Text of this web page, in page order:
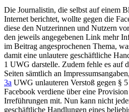
Die Journalistin, die selbst auf einem
Internet berichtet, wollte gegen die
diese den Nutzerinnen und Nutzern
den jeweils angegebenen Link mehr
im Beitrag angesprochenen Thema,
damit eine unlautere geschäftliche
1 UWG darstelle. Zudem fehle es auf
Seiten sämtlich an
3a UWG unlauteren Verstoß gegen §
Facebook verdiene über eine
Irreführungen mit. Nun kann nicht
geschäftliche Handlungen eines